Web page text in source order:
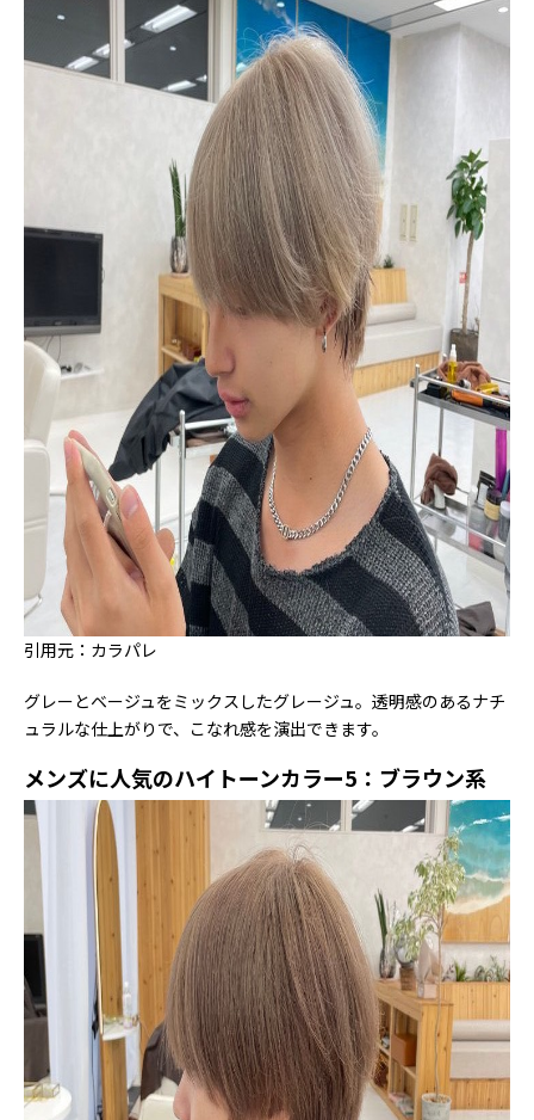
引用元：カラパレ
グレーとベージュをミックスしたグレージュ。透明感のあるナチ
ュラルな仕上がりで、こなれ感を演出できます。
メンズに人気のハイトーンカラー5：ブラウン系